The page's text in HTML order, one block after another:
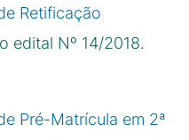
Retificação
edital Nº 14/2018.
Pré-Matrícula em 2ª